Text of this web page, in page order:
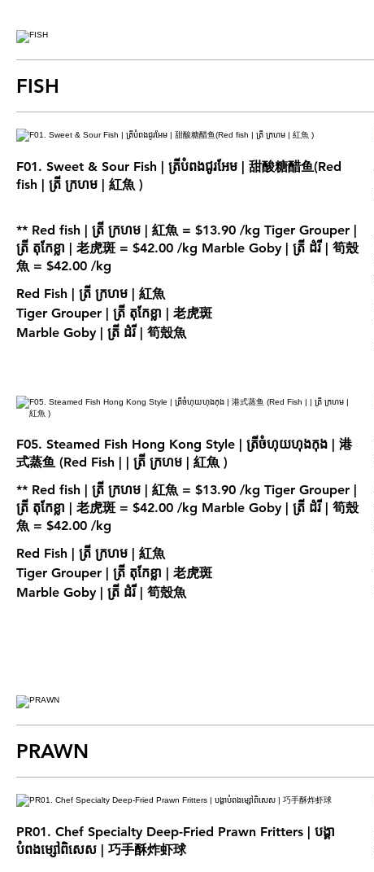
FISH
F01. Sweet & Sour Fish | ត្រីបំពងជូរអែម | 甜酸糖醋鱼(Red
fish | ត្រី ក្រហម | 紅魚 )
** Red fish | ត្រី ក្រហម | 紅魚 = $13.90 /kg Tiger Grouper |
ត្រី តុកែខ្លា | 老虎斑 = $42.00 /kg Marble Goby | ត្រី ដំរី | 筍殼
魚 = $42.00 /kg
Red Fish | ត្រី ក្រហម | 紅魚
Tiger Grouper | ត្រី តុកែខ្លា | 老虎斑
Marble Goby | ត្រី ដំរី | 筍殼魚
F05. Steamed Fish Hong Kong Style | ត្រីចំហុយហុងកុង | 港
式蒸鱼 (Red Fish | | ត្រី ក្រហម | 紅魚 )
** Red fish | ត្រី ក្រហម | 紅魚 = $13.90 /kg Tiger Grouper |
ត្រី តុកែខ្លា | 老虎斑 = $42.00 /kg Marble Goby | ត្រី ដំរី | 筍殼
Red Fish | ត្រី ក្រហម | 紅魚
Tiger Grouper | ត្រី តុកែខ្លា | 老虎斑
Marble Goby | ត្រី ដំរី | 筍殼魚
PRAWN
PR01. Chef Specialty Deep-Fried Prawn Fritters | បង្គា
បំពងម្សៅពិសេស | 巧手酥炸虾球